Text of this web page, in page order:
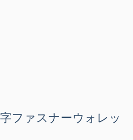
ファスナーウォレッ